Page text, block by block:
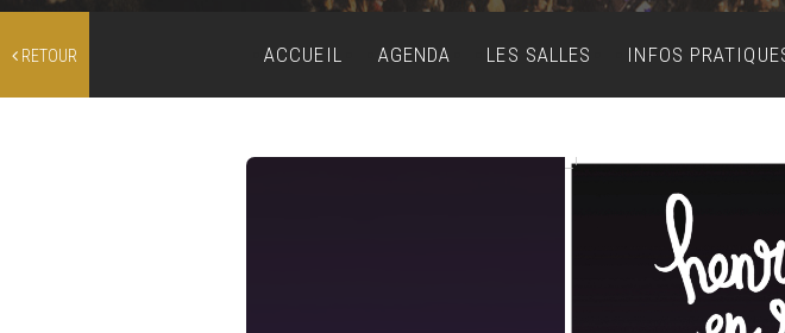
RETOUR ACCUEIL AGENDA LES SALLES INFOS